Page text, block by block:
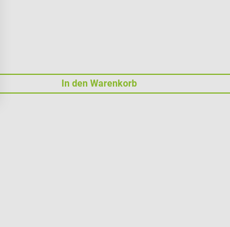
In den Warenkorb